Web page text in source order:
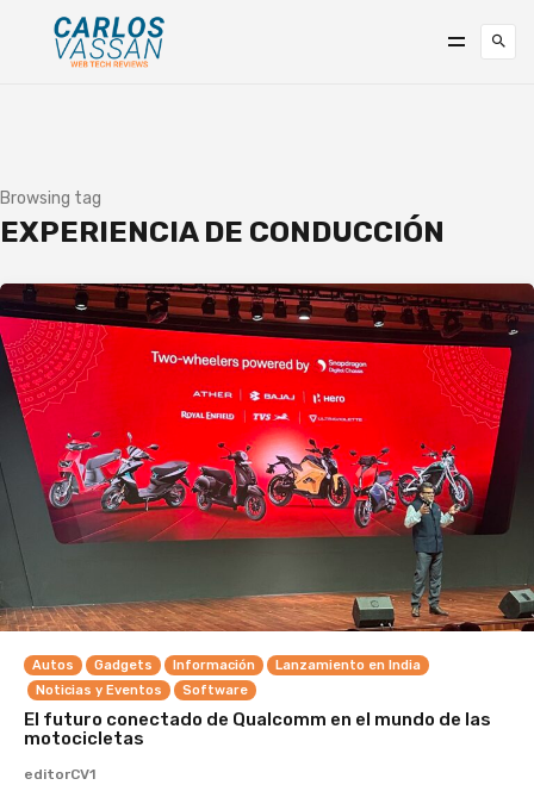
Browsing tag
EXPERIENCIA DE CONDUCCIÓN
Autos Gadgets Información
Lanzamiento en India
Noticias y Eventos
Software
El futuro conectado de Qualcomm en el mundo de las
motocicletas
editorCV1